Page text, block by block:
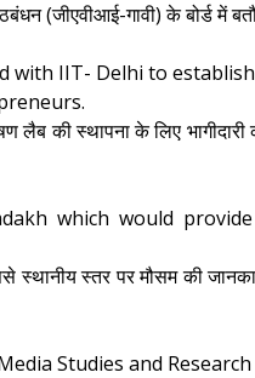
(जीएवीआई-गावी) के बोर्ड में
with IIT- Delhi to
की स्थापना के लिए
which would
स्तर पर मौसम की
Studies and